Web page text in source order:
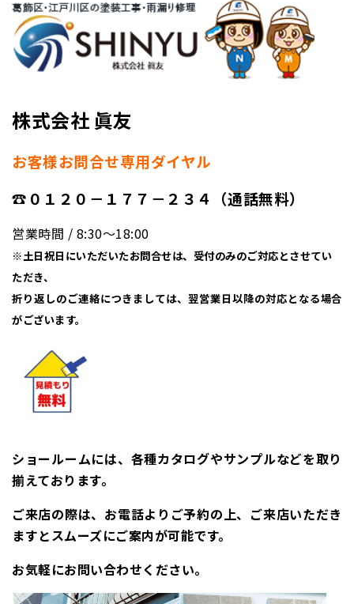
株式会社 眞友
お客様お問合せ専用ダイヤル
☎０１２０－１７７－２３４（通話無料）
営業時間 / 8:30〜18:00
※土日祝日にいただいたお問合せは、受付のみのご対応とさせてい
ただき、
折り返しのご連絡につきましては、翌営業日以降の対応となる場合
がございます。
ショールームには、各種カタログやサンプルなどを取り
揃えております。
ご来店の際は、お電話よりご予約の上、ご来店いただき
ますとスムーズにご案内が可能です。
お気軽にお問い合わせください。